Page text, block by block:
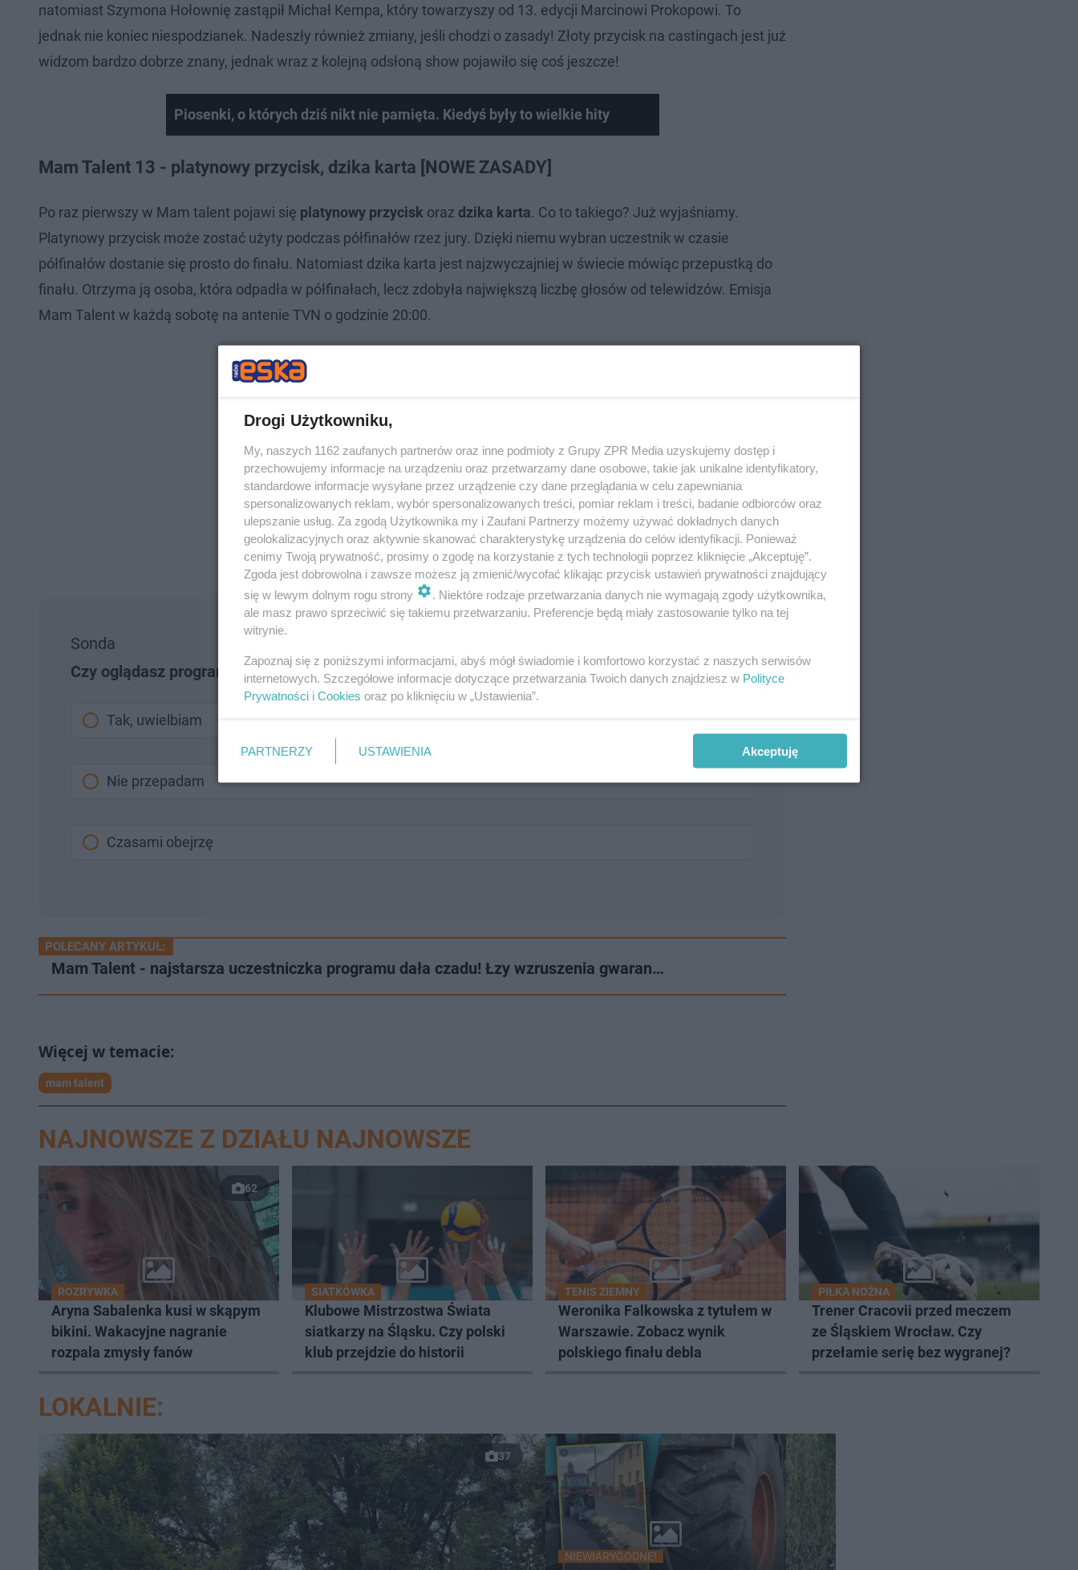
natomiast Szymona Hołownię zastąpił Michał Kempa, który towarzyszy od 13. edycji Marcinowi Prokopowi. To
jednak nie koniec niespodzianek. Nadeszły również zmiany, jeśli chodzi o zasady! Złoty przycisk na castingach jest już
widzom bardzo dobrze znany, jednak wraz z kolejną odsłoną show pojawiło się coś jeszcze!
Piosenki, o których dziś nikt nie pamięta. Kiedyś były to wielkie hity
Mam Talent 13 - platynowy przycisk, dzika karta [NOWE ZASADY]
Po raz pierwszy w Mam talent pojawi się platynowy przycisk oraz dzika karta. Co to takiego? Już wyjaśniamy.
Platynowy przycisk może zostać użyty podczas półfinałów rzez jury. Dzięki niemu wybran uczestnik w czasie
półfinałów dostanie się prosto do finału. Natomiast dzika karta jest najzwyczajniej w świecie mówiąc przepustką do
finału. Otrzyma ją osoba, która odpadła w półfinałach, lecz zdobyła największą liczbę głosów od telewidzów. Emisja
Mam Talent w każdą sobotę na antenie TVN o godzinie 20:00.
Sonda
Czy oglądasz program Mam Talent?
Tak, uwielbiam
Nie przepadam
Czasami obejrzę
POLECANY ARTYKUŁ:
Mam Talent - najstarsza uczestniczka programu dała czadu! Łzy wzruszenia gwaran…
mam talent
NAJNOWSZE Z DZIAŁU NAJNOWSZE
62
ROZRYWKA
Aryna Sabalenka kusi w skąpym
bikini. Wakacyjne nagranie
rozpala zmysły fanów
SIATKÓWKA
Klubowe Mistrzostwa Świata
siatkarzy na Śląsku. Czy polski
klub przejdzie do historii
TENIS ZIEMNY
Weronika Falkowska z tytułem w
Warszawie. Zobacz wynik
polskiego finału debla
PIŁKA NOŻNA
Trener Cracovii przed meczem
ze Śląskiem Wrocław. Czy
przełamie serię bez wygranej?
LOKALNIE:
37
NIEWIARYGODNE!
Drogi Użytkowniku,
My, naszych 1162 zaufanych partnerów oraz inne podmioty z Grupy ZPR Media uzyskujemy dostęp i
przechowujemy informacje na urządzeniu oraz przetwarzamy dane osobowe, takie jak unikalne identyfikatory,
standardowe informacje wysyłane przez urządzenie czy dane przeglądania w celu zapewniania
spersonalizowanych reklam, wybór spersonalizowanych treści, pomiar reklam i treści, badanie odbiorców oraz
ulepszanie usług. Za zgodą Użytkownika my i Zaufani Partnerzy możemy używać dokładnych danych
geolokalizacyjnych oraz aktywnie skanować charakterystykę urządzenia do celów identyfikacji. Ponieważ
cenimy Twoją prywatność, prosimy o zgodę na korzystanie z tych technologii poprzez kliknięcie „Akceptuję”.
Zgoda jest dobrowolna i zawsze możesz ją zmienić/wycofać klikając przycisk ustawień prywatności znajdujący
się w lewym dolnym rogu strony
. Niektóre rodzaje przetwarzania danych nie wymagają zgody użytkownika,
ale masz prawo sprzeciwić się takiemu przetwarzaniu. Preferencje będą miały zastosowanie tylko na tej
witrynie.
Zapoznaj się z poniższymi informacjami, abyś mógł świadomie i komfortowo korzystać z naszych serwisów
internetowych. Szczegółowe informacje dotyczące przetwarzania Twoich danych znajdziesz w Polityce
Prywatności i Cookies oraz po kliknięciu w „Ustawienia”.
PARTNERZY USTAWIENIA Akceptuję